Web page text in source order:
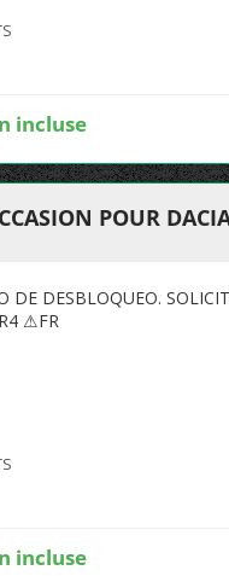
incluse
POUR
DE DESBLOQUEO.
⚠FR
incluse